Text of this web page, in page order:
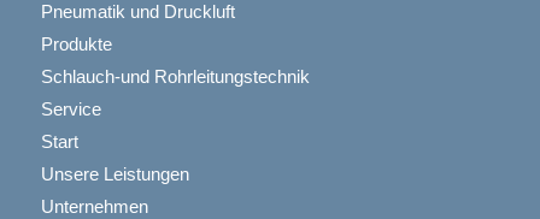
Pneumatik und Druckluft
Produkte
Schlauch-und Rohrleitungstechnik
Service
Start
Unsere Leistungen
Unternehmen